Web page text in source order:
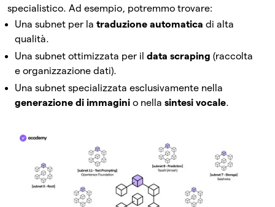
specialistico. Ad esempio, potremmo trovare:
Una subnet per la traduzione automatica di alta
qualità.
Una subnet ottimizzata per il data scraping (raccolta
e organizzazione dati).
Una subnet specializzata esclusivamente nella
generazione di immagini o nella sintesi vocale.